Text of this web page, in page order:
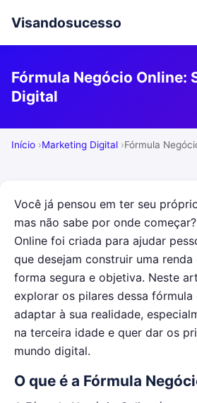
Visandosucesso
Fórmula Negócio Online:
Digital
Início Marketing Digital Fórmula
Você já pensou em ter seu
mas não sabe por onde
Online foi criada para ajudar
que desejam construir uma
forma segura e objetiva. Neste
explorar os pilares dessa
adaptar à sua realidade,
na terceira idade e quer dar os
mundo digital.
O que é a Fórmula